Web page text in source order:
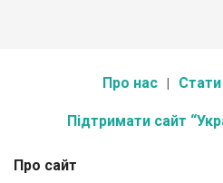
Про нас
Підтримати сайт
Про сайт